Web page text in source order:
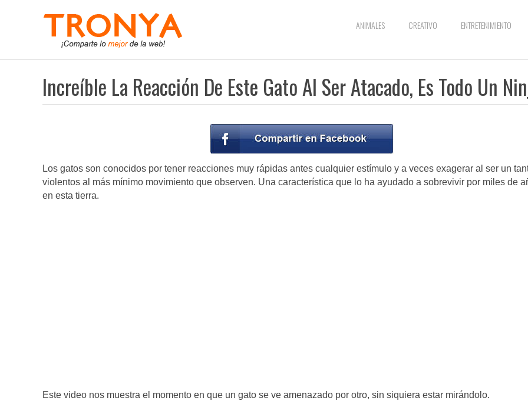
ANIMALES CREATIVO ENTRETENIMIENTO
Increíble La Reacción De Este Gato Al Ser Atacado, Es Todo Un
Los gatos son conocidos por tener reacciones muy rápidas antes cualquier estímulo y a veces exagerar al ser un
violentos al más mínimo movimiento que observen. Una característica que lo ha ayudado a sobrevivir por miles de
en esta tierra.
Este video nos muestra el momento en que un gato se ve amenazado por otro, sin siquiera estar mirándolo.